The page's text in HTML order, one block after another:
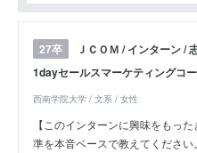
27卒
ＪＣＯＭ / インターン /
1dayセールスマーケティングコ
西南学院大学 / 文系 / 女性
【このインターンに興味をもっ
準を本音ベースで教えてくださ